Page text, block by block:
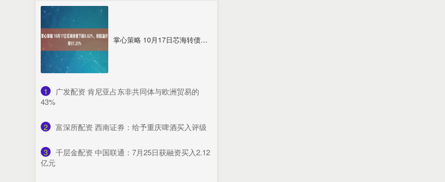
掌心策略 10月17日芯海转债下跌0.82%，转股溢价率97.25%
1
​广发配资 肯尼亚占东非共同体与欧洲贸易的
43%
2 ​富深所配资 西南证券：给予重庆啤酒买入评级
3
​千层金配资 中国联通：7月25日获融资买入2.12
亿元